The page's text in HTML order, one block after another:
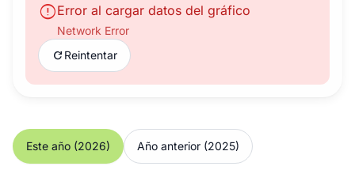
errorError al cargar datos del gráfico
Network Error
refresh Reintentar
Este año (2026) Año anterior (2025)